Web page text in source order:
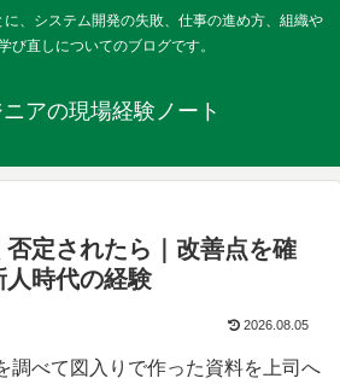
、システム開発の失敗、仕事の進め方、組織や
び直しについてのブログです。
アの現場経験ノート
定されたら｜改善点を確
時代の経験
2026.08.05
調べて図入りで作った資料を上司へ